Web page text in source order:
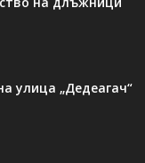
улица „Дедеагач“